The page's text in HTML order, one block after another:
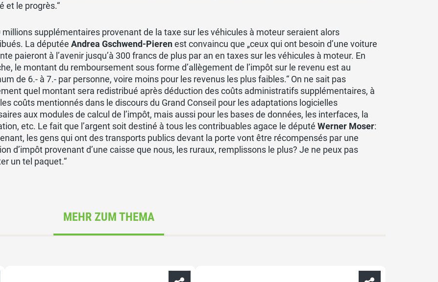
et le progrès.“
millions supplémentaires provenant de la taxe sur les véhicules à moteur seraient alors
La députéeAndrea Gschwend-Pierenest convaincu que „ceux qui ont besoin d’une voiture
paieront à l’avenir jusqu’à 300 francs de plus par an en taxes sur les véhicules à moteur. En
le montant du remboursement sous forme d’allègement de l’impôt sur le revenu est au
de 6.- à 7.- par personne, voire moins pour les revenus les plus faibles.“ On ne sait pas
quel montant sera redistribué après déduction des coûts administratifs supplémentaires, à
coûts mentionnés dans le discours du Grand Conseil pour les adaptations logicielles
aux modules de calcul de l’impôt, mais aussi pour les bases de données, les interfaces, la
etc. Le fait que l’argent soit destiné à tous les contribuables agace le députéWerner Moser:
les gens qui ont des transports publics devant la porte vont être récompensés par une
d’impôt provenant d’une caisse que nous, les ruraux, remplissons le plus? Je ne peux pas
un tel paquet.“
MEHR ZUM THEMA